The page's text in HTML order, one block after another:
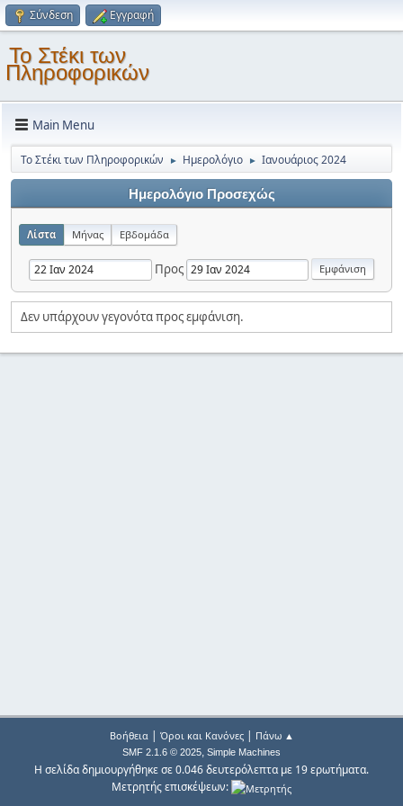
Σύνδεση Εγγραφή
Το Στέκι των
Πληροφορικών
Main Menu
Το Στέκι των Πληροφορικών ► Ημερολόγιο ► Ιανουάριος 2024
Ημερολόγιο Προσεχώς
Λίστα Μήνας Εβδομάδα
Προς
Δεν υπάρχουν γεγονότα προς εμφάνιση.
Βοήθεια| Όροι και Κανόνες| Πάνω ▲
SMF 2.1.6 © 2025, Simple Machines
Η σελίδα δημιουργήθηκε σε 0.046 δευτερόλεπτα με 19 ερωτήματα.
Μετρητής επισκέψεων: